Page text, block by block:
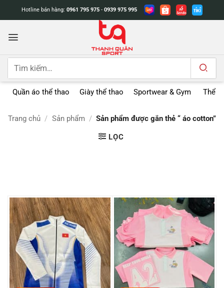
dung
Hotline bán hàng: 0961 795 975 - 0939 975 995
Tìm
Quần áo thể thao Giày thể thao Sportwear & Gym Thể
Trang chủ / Sản phẩm / Sản phẩm được gắn thẻ “ áo cotton”
LỌC